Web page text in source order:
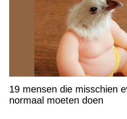
19 mensen die misschien
normaal moeten doen